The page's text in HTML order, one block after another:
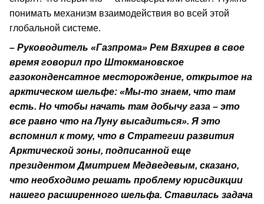
понимать механизм взаимодействия во всей этой
глобальной системе.
– Руководитель «Газпрома» Рем Вяхирев в свое
время говорил про Штокмановское
газоконденсатное месторождение, открытое на
арктическом шельфе: «Мы-то знаем, что там
есть. Но чтобы начать там добычу газа – это
все равно что на Луну высадиться». Я это
вспомнил к тому, что в Стратегии развития
Арктической зоны, подписанной еще
президентом Дмитрием Медведевым, сказано,
что необходимо решать проблему юрисдикции
нашего расширенного шельфа. Ставилась задача